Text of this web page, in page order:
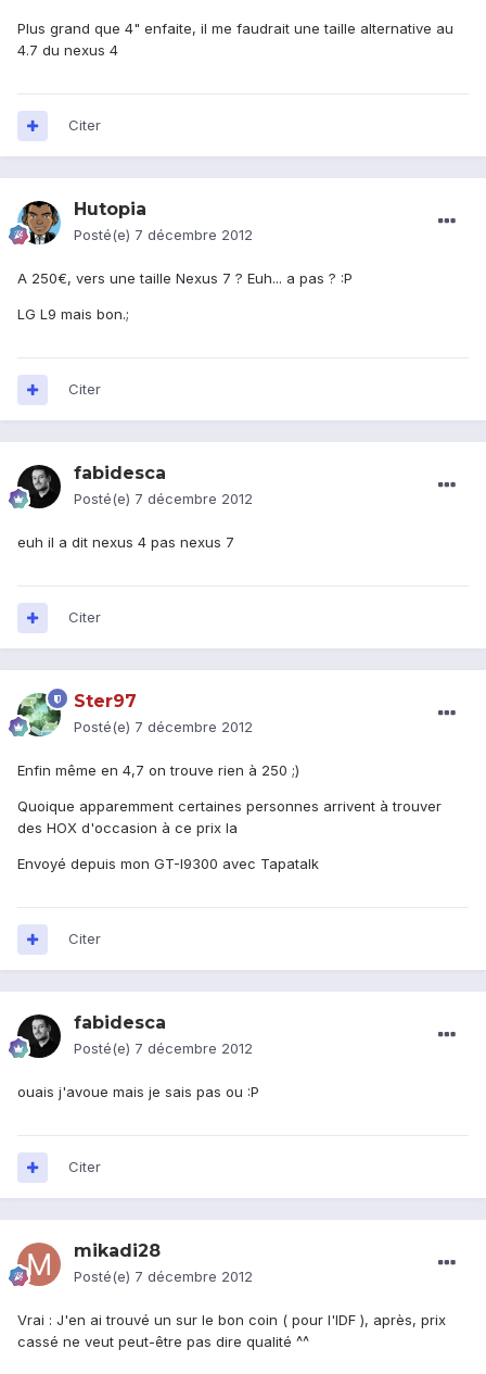
Plus grand que 4" enfaite, il me faudrait une taille alternative au
4.7 du nexus 4
Citer
Hutopia
Posté(e) 7 décembre 2012
A 250€, vers une taille Nexus 7 ? Euh... a pas ? :P
LG L9 mais bon.;
Citer
fabidesca
Posté(e) 7 décembre 2012
euh il a dit nexus 4 pas nexus 7
Citer
Ster97
Posté(e) 7 décembre 2012
Enfin même en 4,7 on trouve rien à 250 ;)
Quoique apparemment certaines personnes arrivent à trouver
des HOX d'occasion à ce prix la
Envoyé depuis mon GT-I9300 avec Tapatalk
Citer
fabidesca
Posté(e) 7 décembre 2012
ouais j'avoue mais je sais pas ou :P
Citer
mikadi28
Posté(e) 7 décembre 2012
Vrai : J'en ai trouvé un sur le bon coin ( pour l'IDF ), après, prix
cassé ne veut peut-être pas dire qualité ^^